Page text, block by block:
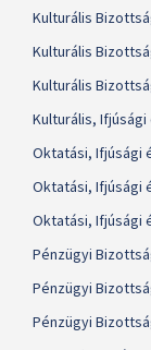
Kulturális
Kulturális
Kulturális
Kulturális,
Oktatási, Ifjúsági
Oktatási, Ifjúsági
Oktatási, Ifjúsági
Pénzügyi
Pénzügyi
Pénzügyi